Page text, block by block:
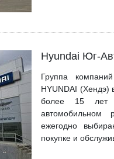
Hyundai Юг-
Группа
HYUNDAI (Хендэ)
более 15 лет
автомобильном
ежегодно
покупке и